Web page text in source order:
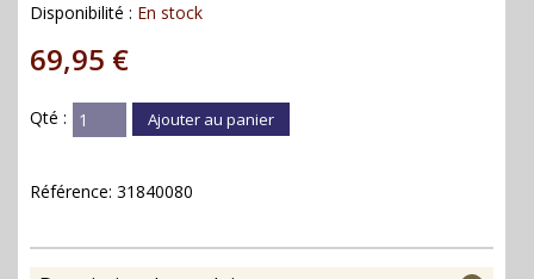
Disponibilité : En stock
69,95 €
Qté : Ajouter au panier
Référence: 31840080